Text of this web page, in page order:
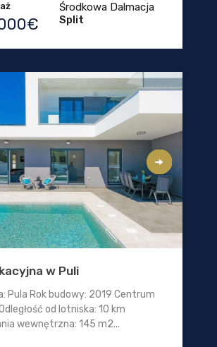
Środkowa Dalmacja
Split
w Puli
Pula Rok budowy: 2019 Centrum
od lotniska: 10 km
wewnętrzna: 145 m2...